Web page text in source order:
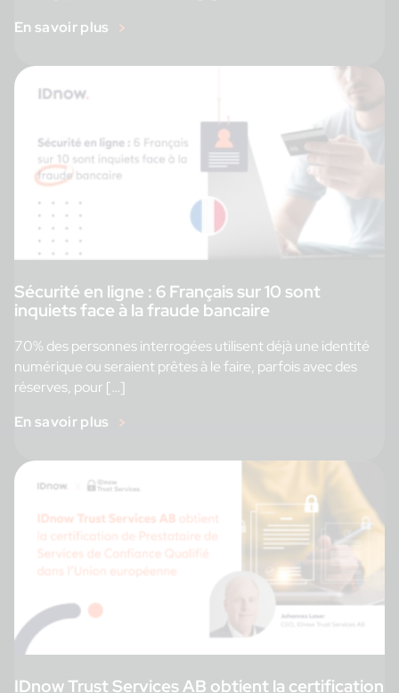
En savoir plus
Sécurité en ligne : 6 Français sur 10 sont
inquiets face à la fraude bancaire
70% des personnes interrogées utilisent déjà une identité
numérique ou seraient prêtes à le faire, parfois avec des
réserves, pour […]
En savoir plus
IDnow Trust Services AB obtient la certification